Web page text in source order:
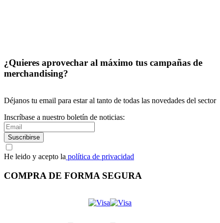
¿Quieres aprovechar al máximo tus campañas de
merchandising?
Déjanos tu email para estar al tanto de todas las novedades del sector
Inscríbase a nuestro boletín de noticias:
Suscribirse
He leido y acepto la política de privacidad
COMPRA DE FORMA SEGURA